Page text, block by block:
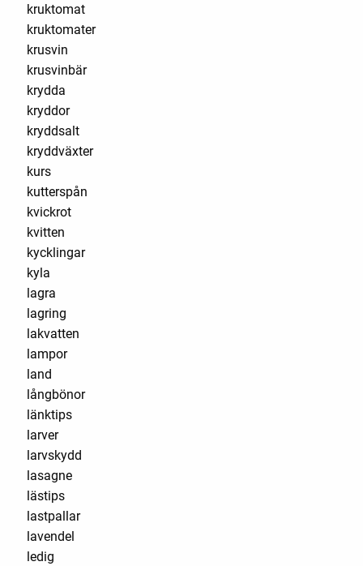
kruktomat
kruktomater
krusvin
krusvinbär
krydda
kryddor
kryddsalt
kryddväxter
kurs
kutterspån
kvickrot
kvitten
kycklingar
kyla
lagra
lagring
lakvatten
lampor
land
långbönor
länktips
larver
larvskydd
lasagne
lästips
lastpallar
lavendel
ledig